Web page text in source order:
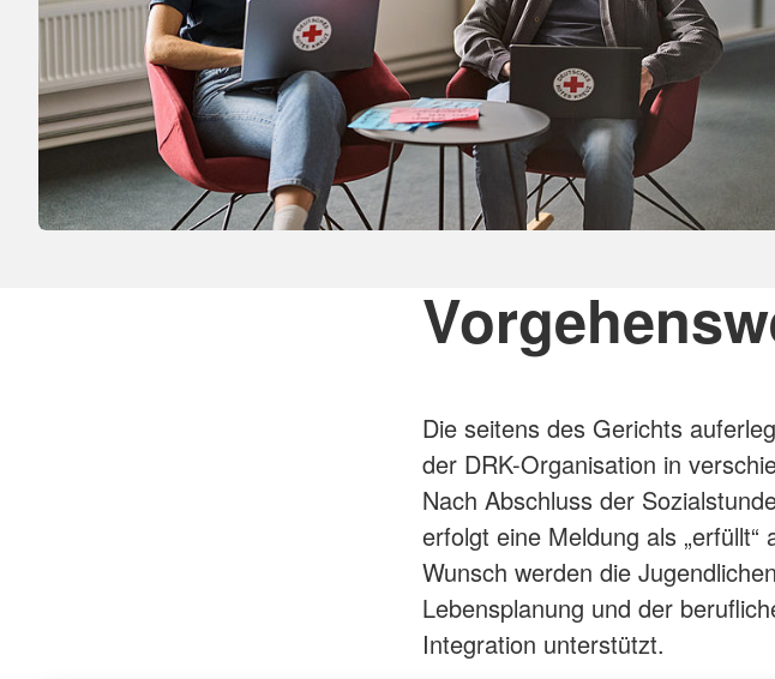
Die seitens des Gerichts
der DRK-Organisation in
Nach Abschluss der
erfolgt eine Meldung als
Wunsch werden die
Lebensplanung und der
Integration unterstützt.